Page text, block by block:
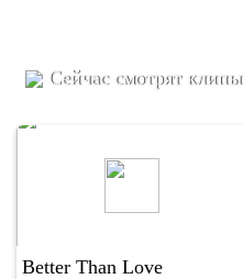
Сейчас смотрят клипы
Better Than Love